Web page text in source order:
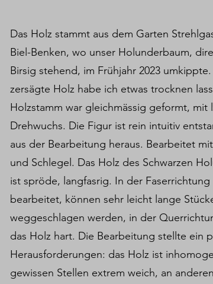
Das Holz stammt aus dem Garten
Biel-Benken, wo unser Holunderbaum,
Birsig stehend, im Frühjahr 2023 umkippte.
zersägte Holz habe ich etwas trocknen
Holzstamm war gleichmässig geformt, mit
Drehwuchs. Die Figur ist rein intuitiv
aus der Bearbeitung heraus. Bearbeitet
und Schlegel. Das Holz des Schwarzen
ist spröde, langfasrig. In der Faserrichtung
bearbeitet, können sehr leicht lange
weggeschlagen werden, in der
das Holz hart. Die Bearbeitung stellte ein
Herausforderungen: das Holz ist
gewissen Stellen extrem weich, an